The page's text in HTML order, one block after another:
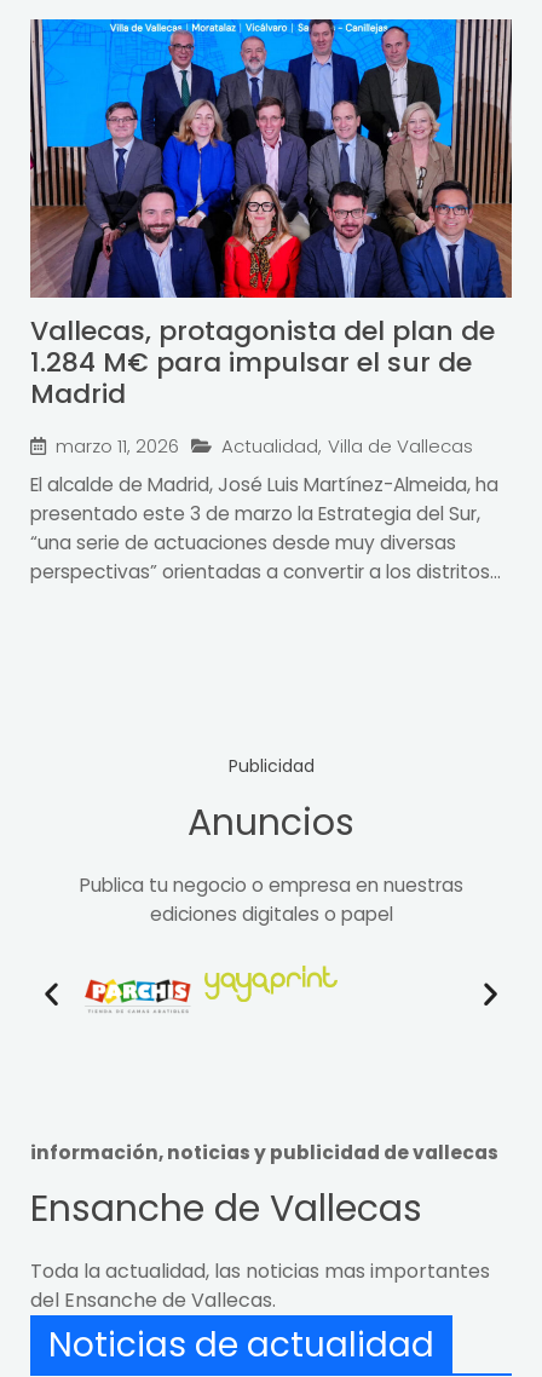
Vallecas, protagonista del plan de
1.284 M€ para impulsar el sur de
Madrid
marzo 11, 2026 Actualidad, Villa de Vallecas
El alcalde de Madrid, José Luis Martínez-Almeida, ha
presentado este 3 de marzo la Estrategia del Sur,
“una serie de actuaciones desde muy diversas
perspectivas” orientadas a convertir a los distritos...
Publicidad
Anuncios
Publica tu negocio o empresa en nuestras
ediciones digitales o papel
información, noticias y publicidad de vallecas
Ensanche de Vallecas
Toda la actualidad, las noticias mas importantes
del Ensanche de Vallecas.
Noticias de actualidad